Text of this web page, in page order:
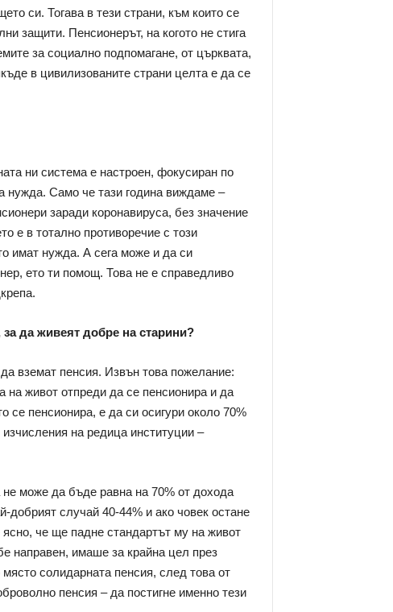
си. Тогава в тези страни, към които се
защити. Пенсионерът, на когото не стига
за социално подпомагане, от църквата,
в цивилизованите страни целта е да се
ни система е настроен, фокусиран по
нужда. Само че тази година виждаме –
заради коронавируса, без значение
е в тотално противоречие с този
имат нужда. А сега може и да си
ето ти помощ. Това не е справедливо
да живеят добре на старини?
вземат пенсия. Извън това пожелание:
на живот отпреди да се пенсионира и да
се пенсионира, е да си осигури около 70%
на редица институции –
може да бъде равна на 70% от дохода
добрият случай 40-44% и ако човек остане
че ще падне стандартът му на живот
направен, имаше за крайна цел през
солидарната пенсия, след това от
пенсия – да постигне именно тези